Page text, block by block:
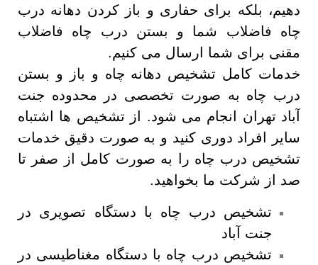
دهیم، بلکه برای حفاری و باز کردن دهانه درب
چاه فاضلاب شما و بستن درب چاه فاضلاب
مقنی برای شما ارسال می کنیم.
خدمات کامل تشخیص دهانه چاه و باز و بستن
درب چاه به صورت تخصصی در محدوده جنت
آباد تهران انجام می شود. از تشخیص ها اشتباه
سایر افراد دوری کنید و به صورت دقیق خدمات
تشخیص درب چاه را به صورت کامل از صفر تا
صد از شرکت ما بخواهید.
تشخیص درب چاه با دستگاه تصویری در
جنت آباد
تشخیص درب چاه با دستگاه مغناطیسی در